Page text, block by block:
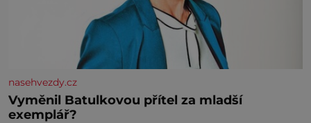
nasehvezdy.cz
Vyměnil Batulkovou přítel za mladší
exemplář?